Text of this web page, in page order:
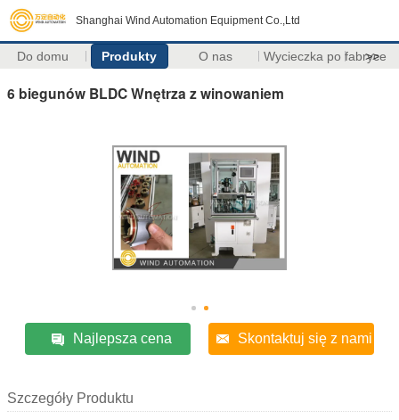
Shanghai Wind Automation Equipment Co.,Ltd
Do domu Produkty O nas Wycieczka po fabryce
>>
6 biegunów BLDC Wnętrza z winowaniem
Najlepsza cena Skontaktuj się z nami
Szczegóły Produktu